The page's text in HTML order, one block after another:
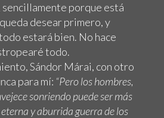
porque está
desear primero, y
estará bien. No hace
todo.
Sándor Márai, con otro
para mí: “Pero los hombres,
sonriendo puede ser más
y aburrida guerra de los